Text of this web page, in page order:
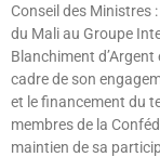
Conseil des Ministres
du Mali au Groupe
Blanchiment d’Argent
cadre de son
et le financement du
membres de la
maintien de sa